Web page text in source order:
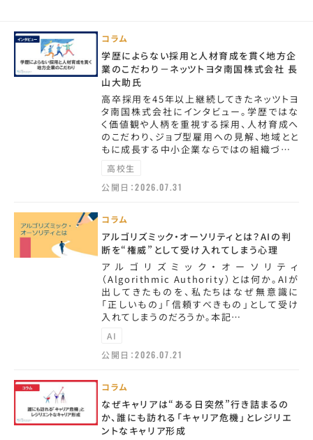
コラム
学歴によらない採用と人材育成を貫く地方企
業のこだわり－ネッツトヨタ南国株式会社 長
山大助氏
高卒採用を45年以上継続してきたネッツトヨ
タ南国株式会社にインタビュー。学歴ではな
く価値観や人柄を重視する採用、人材育成へ
のこだわり、ジョブ型雇用への見解、地域とと
もに成長する中小企業ならではの組織づ…
高校生
公開日：2026.07.31
コラム
アルゴリズミック・オーソリティとは？AIの判
断を“権威”として受け入れてしまう心理
アルゴリズミック・オーソリティ
（Algorithmic Authority）とは何か。AIが
出してきたものを、私たちはなぜ無意識に
「正しいもの」「信頼すべきもの」として受け
入れてしまうのだろうか。本記…
AI
公開日：2026.07.21
コラム
なぜキャリアは“ある日突然”行き詰まるの
か、誰にも訪れる「キャリア危機」とレジリエ
ントなキャリア形成